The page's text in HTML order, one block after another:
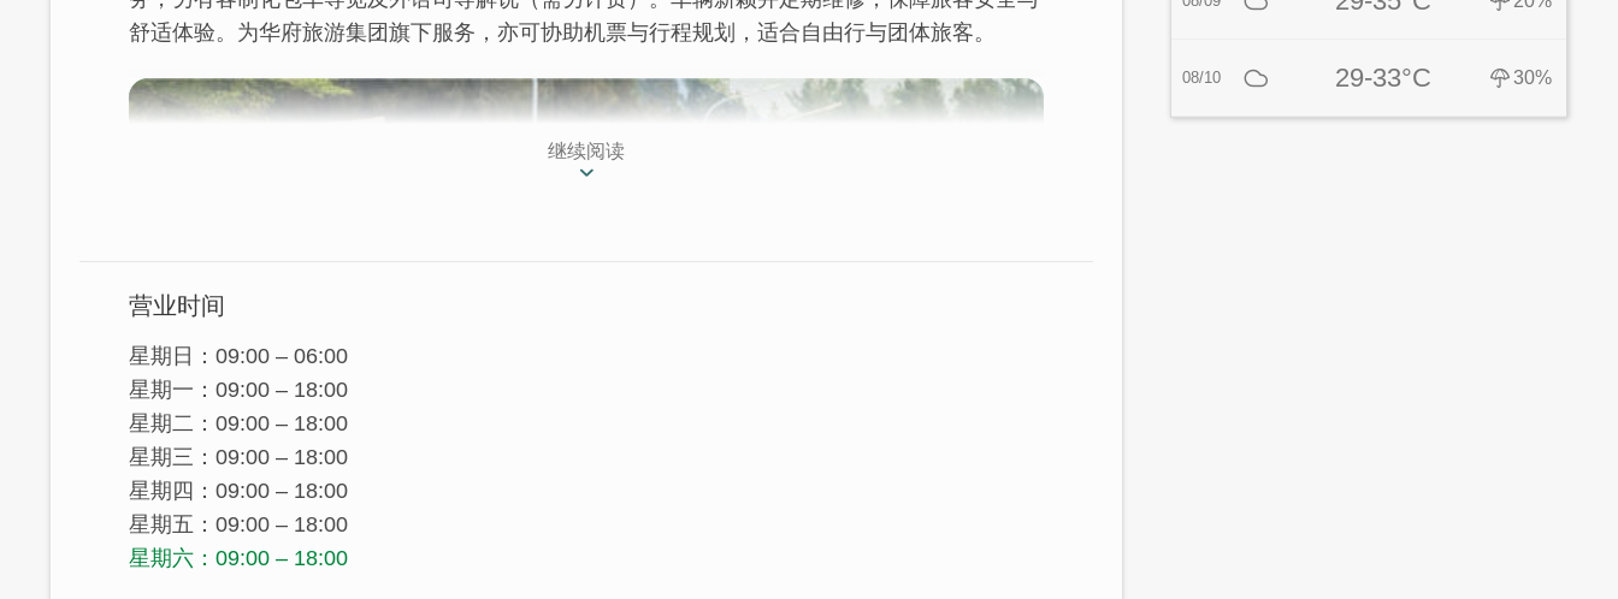
舒适体验。为华府旅游集团旗下服务，亦可协助机票与行程规划，适合自由行与团体旅客。
继续阅读
营业时间
星期日：09:00 – 06:00
星期一：09:00 – 18:00
星期二：09:00 – 18:00
星期三：09:00 – 18:00
星期四：09:00 – 18:00
星期五：09:00 – 18:00
星期六：09:00 – 18:00
08/10 29-33°C 30%